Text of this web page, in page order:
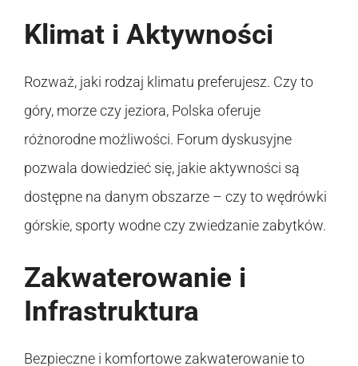
Klimat i Aktywności
Rozważ, jaki rodzaj klimatu preferujesz. Czy to
góry, morze czy jeziora, Polska oferuje
różnorodne możliwości. Forum dyskusyjne
pozwala dowiedzieć się, jakie aktywności są
dostępne na danym obszarze – czy to wędrówki
górskie, sporty wodne czy zwiedzanie zabytków.
Zakwaterowanie i
Infrastruktura
Bezpieczne i komfortowe zakwaterowanie to